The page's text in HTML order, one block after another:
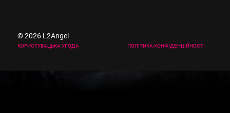
© 2026 L2Angel
КОРИСТУВАЦЬКА УГОДА ПОЛІТИКА КОНФІДЕНЦІЙНОСТІ